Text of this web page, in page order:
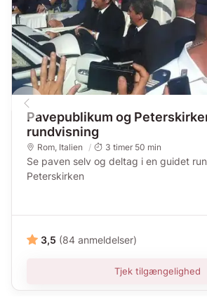
Pavepublikum og
rundvisning
Rom, Italien 3 timer 50 min
Se paven selv og deltag i en guidet
Peterskirken
3,5 (84 anmeldelser)
Tjek tilgængelighed